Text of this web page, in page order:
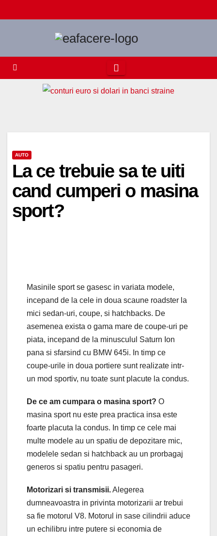
to
AUTO
La ce trebuie sa te uiti
cand cumperi o masina
sport?
Masinile sport se gasesc in variata modele,
incepand de la cele in doua scaune roadster la
mici sedan-uri, coupe, si hatchbacks. De
asemenea exista o gama mare de coupe-uri pe
piata, incepand de la minusculul Saturn Ion
pana si sfarsind cu BMW 645i. In timp ce
coupe-urile in doua portiere sunt realizate intr-
un mod sportiv, nu toate sunt placute la condus.
De ce am cumpara o masina sport? O
masina sport nu este prea practica insa este
foarte placuta la condus. In timp ce cele mai
multe modele au un spatiu de depozitare mic,
modelele sedan si hatchback au un prorbagaj
generos si spatiu pentru pasageri.
Motorizari si transmisii.Alegerea
dumneavoastra in privinta motorizarii ar trebui
sa fie motorul V8. Motorul in sase cilindrii aduce
un echilibru intre putere si economia de